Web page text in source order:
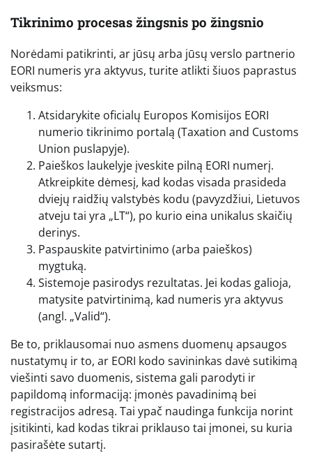
Tikrinimo procesas žingsnis po žingsnio
Norėdami patikrinti, ar jūsų arba jūsų verslo partnerio
EORI numeris yra aktyvus, turite atlikti šiuos paprastus
veiksmus:
Atsidarykite oficialų Europos Komisijos EORI
numerio tikrinimo portalą (Taxation and Customs
Union puslapyje).
Paieškos laukelyje įveskite pilną EORI numerį.
Atkreipkite dėmesį, kad kodas visada prasideda
dviejų raidžių valstybės kodu (pavyzdžiui, Lietuvos
atveju tai yra „LT“), po kurio eina unikalus skaičių
derinys.
Paspauskite patvirtinimo (arba paieškos)
mygtuką.
Sistemoje pasirodys rezultatas. Jei kodas galioja,
matysite patvirtinimą, kad numeris yra aktyvus
(angl. „Valid“).
Be to, priklausomai nuo asmens duomenų apsaugos
nustatymų ir to, ar EORI kodo savininkas davė sutikimą
viešinti savo duomenis, sistema gali parodyti ir
papildomą informaciją: įmonės pavadinimą bei
registracijos adresą. Tai ypač naudinga funkcija norint
įsitikinti, kad kodas tikrai priklauso tai įmonei, su kuria
pasirašėte sutartį.